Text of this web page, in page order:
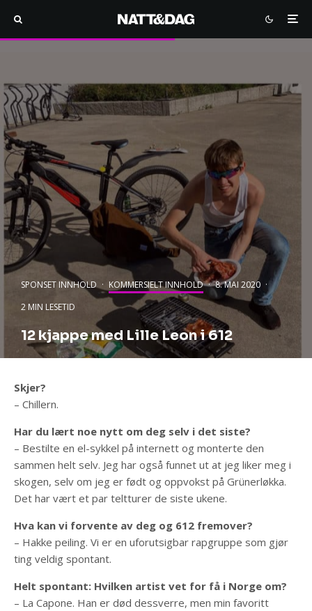
SPONSET INNHOLD · KOMMERSIELT INNHOLD · 8. MAI 2020 ·
2 MIN LESETID
12 kjappe med Lille Leon i 612
Skjer?
– Chillern.
Har du lært noe nytt om deg selv i det siste?
– Bestilte en el-sykkel på internett og monterte den
sammen helt selv. Jeg har også funnet ut at jeg liker meg i
skogen, selv om jeg er født og oppvokst på Grünerløkka.
Det har vært et par teltturer de siste ukene.
Hva kan vi forvente av deg og 612 fremover?
– Hakke peiling. Vi er en uforutsigbar rapgruppe som gjør
ting veldig spontant.
Helt spontant: Hvilken artist vet for få i Norge om?
– La Capone. Han er død dessverre, men min favoritt